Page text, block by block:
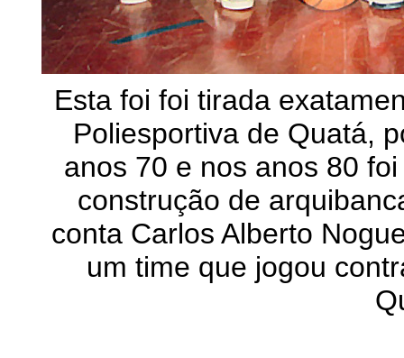
Esta foi foi tirada
Poliesportiva de Quatá,
anos 70 e nos anos 80
construção de
conta Carlos Alberto
um time que jogou